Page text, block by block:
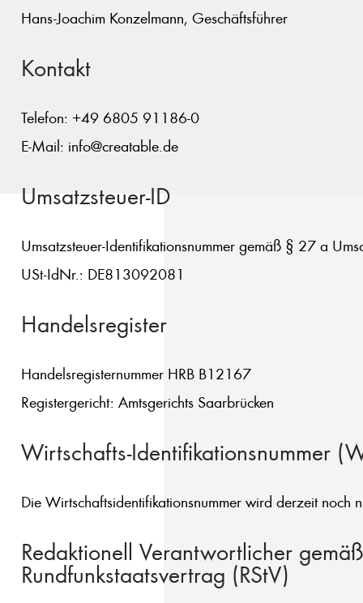
Hans-Joachim Konzelmann, Geschäftsführer
Kontakt
Telefon: +49 6805 91186-0
E-Mail: info@creatable.de
Umsatzsteuer-ID
Umsatzsteuer-Identifikationsnummer gemäß § 27 a
USt-IdNr.: DE813092081
Handelsregister
Handelsregisternummer HRB B12167
Registergericht: Amtsgerichts Saarbrücken
Wirtschafts-Identifikationsnummer
Die Wirtschaftsidentifikationsnummer wird derzeit noch
Redaktionell Verantwortlicher
Rundfunkstaatsvertrag (RStV)